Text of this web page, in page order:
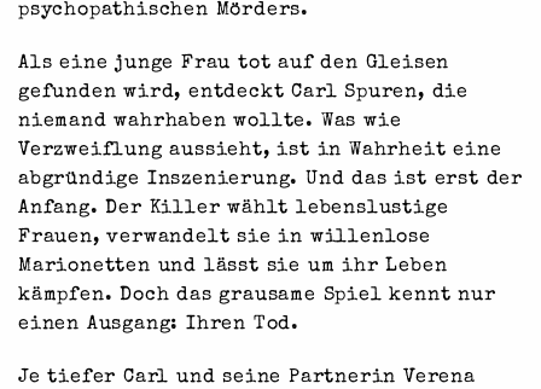
psychopathischen Mörders.
Als eine junge Frau tot auf den Gleisen
gefunden wird, entdeckt Carl Spuren, die
niemand wahrhaben wollte. Was wie
Verzweiflung aussieht, ist in Wahrheit eine
abgründige Inszenierung. Und das ist erst der
Anfang. Der Killer wählt lebenslustige
Frauen, verwandelt sie in willenlose
Marionetten und lässt sie um ihr Leben
kämpfen. Doch das grausame Spiel kennt nur
einen Ausgang: Ihren Tod.
Je tiefer Carl und seine Partnerin Verena